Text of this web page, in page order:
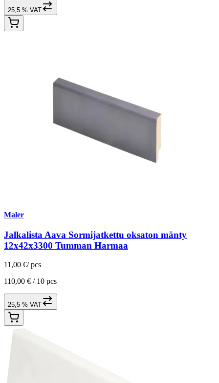
25,5 % VAT
Maler
Jalkalista Aava Sormijatkettu oksaton mänty
12x42x3300 Tumman Harmaa
11,00 €/ pcs
110,00 € / 10 pcs
25,5 % VAT